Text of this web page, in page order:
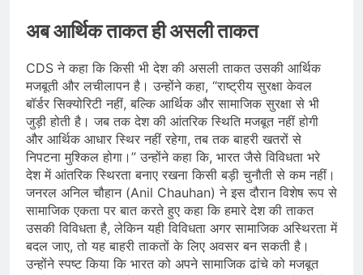
अब आर्थिक ताकत ही असली ताकत
CDS ने कहा कि किसी भी देश की असली ताकत उसकी आर्थिक
मजबूती और लचीलापन है। उन्होंने कहा, “राष्ट्रीय सुरक्षा केवल
बॉर्डर सिक्योरिटी नहीं, बल्कि आर्थिक और सामाजिक सुरक्षा से भी
जुड़ी होती है। जब तक देश की आंतरिक स्थिति मजबूत नहीं होगी
और आर्थिक आधार स्थिर नहीं रहेगा, तब तक बाहरी खतरों से
निपटना मुश्किल होगा।” उन्होंने कहा कि, भारत जैसे विविधता भरे
देश में आंतरिक स्थिरता बनाए रखना किसी बड़ी चुनौती से कम नहीं।
जनरल अनिल चौहान (Anil Chauhan) ने इस दौरान विशेष रूप से
सामाजिक एकता पर बात करते हुए कहा कि हमारे देश की ताकत
उसकी विविधता है, लेकिन यही विविधता अगर सामाजिक अस्थिरता में
बदल जाए, तो यह बाहरी ताकतों के लिए अवसर बन सकती है।
उन्होंने स्पष्ट किया कि भारत को अपने सामाजिक ढांचे को मजबूत